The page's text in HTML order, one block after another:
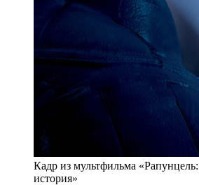
Кадр из мультфильма
история»